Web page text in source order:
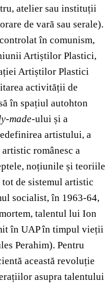
atelier sau instituții
de vară sau serale).
în comunism,
Artiștilor Plastici,
Artiștilor Plastici
activității de
în spațiul autohton
made-ului și a
artistului, a
românesc a
noțiunile și teoriile
tot de sistemul artistic
socialist, în 1963-64,
talentul lui Ion
în UAP în timpul vieții
Perahim). Pentru
această revoluție
asupra talentului